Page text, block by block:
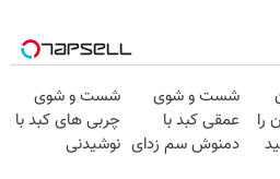
را
شست و شوی
عمقی کبد با
دمنوش سم زدای
شست و شوی
چربی های کبد با
نوشیدنی